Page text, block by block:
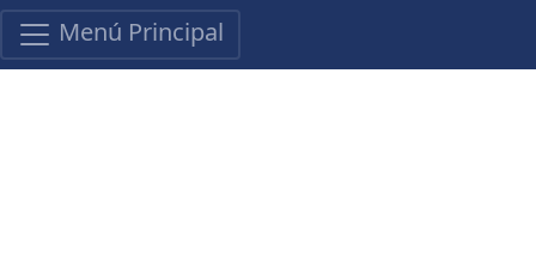
Menú Principal